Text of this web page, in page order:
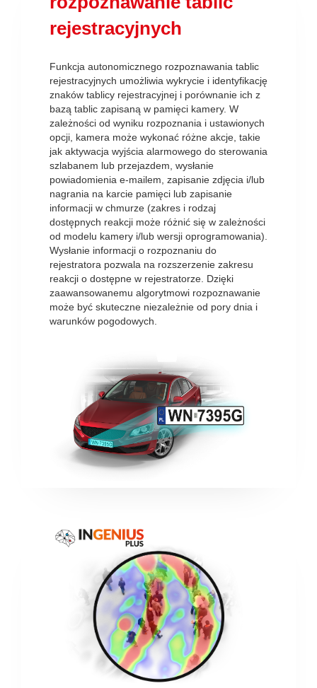
rejestracyjnych
Funkcja autonomicznego rozpoznawania tablic
rejestracyjnych umożliwia wykrycie i identyfikację
znaków tablicy rejestracyjnej i porównanie ich z
bazą tablic zapisaną w pamięci kamery. W
zależności od wyniku rozpoznania i ustawionych
opcji, kamera może wykonać różne akcje, takie
jak aktywacja wyjścia alarmowego do sterowania
szlabanem lub przejazdem, wysłanie
powiadomienia e-mailem, zapisanie zdjęcia i/lub
nagrania na karcie pamięci lub zapisanie
informacji w chmurze (zakres i rodzaj
dostępnych reakcji może różnić się w zależności
od modelu kamery i/lub wersji oprogramowania).
Wysłanie informacji o rozpoznaniu do
rejestratora pozwala na rozszerzenie zakresu
reakcji o dostępne w rejestratorze. Dzięki
zaawansowanemu algorytmowi rozpoznawanie
może być skuteczne niezależnie od pory dnia i
warunków pogodowych.